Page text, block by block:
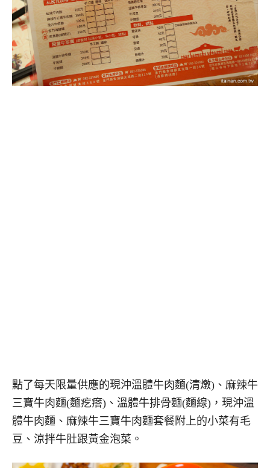
點了每天限量供應的現沖溫體牛肉麵(清燉)、麻辣牛
三寶牛肉麵(麵疙瘩)、溫體牛排骨麵(麵線)，現沖溫
體牛肉麵、麻辣牛三寶牛肉麵套餐附上的小菜有毛
豆、涼拌牛肚跟黃金泡菜。